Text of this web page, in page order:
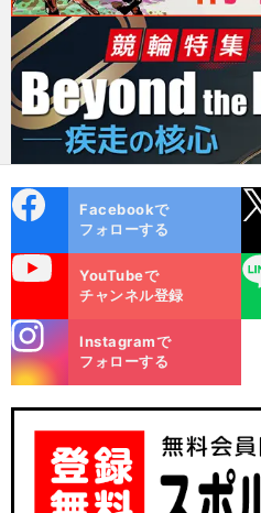
ok
Facebookで
フォローする
YouTubeで
チャンネル登録
LINE
m
Instagramで
フォローする